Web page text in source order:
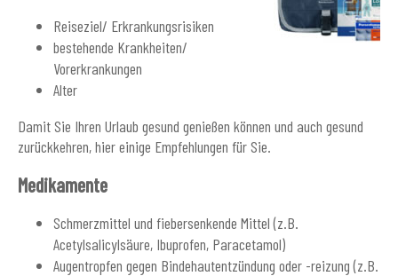
Reiseziel/ Erkrankungsrisiken
bestehende Krankheiten/
Vorerkrankungen
Alter
Damit Sie Ihren Urlaub gesund genießen können und auch gesund
zurückkehren, hier einige Empfehlungen für Sie.
Medikamente
Schmerzmittel und fiebersenkende Mittel (z.B.
Acetylsalicylsäure, Ibuprofen, Paracetamol)
Augentropfen gegen Bindehautentzündung oder -reizung (z.B.